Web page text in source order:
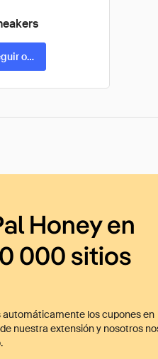
oferta
Honey en
000 sitios
automáticamente los cupones en
nuestra extensión y nosotros